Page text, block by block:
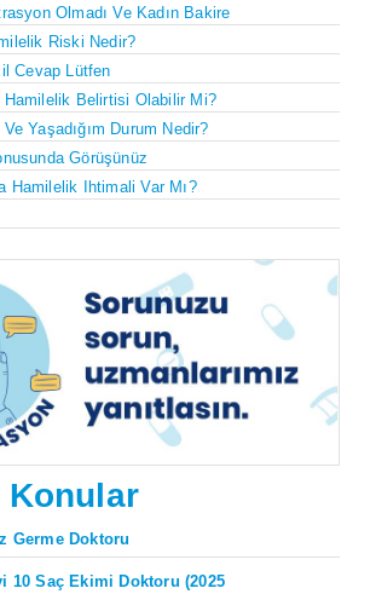
Olmadı Ve Kadın Bakire
Riski Nedir?
Cevap Lütfen
Hamilelik Belirtisi Olabilir Mi?
Yaşadığım Durum Nedir?
Görüşünüz
Hamilelik Ihtimali Var Mı?
Konular
Germe Doktoru
10 Saç Ekimi Doktoru (2025